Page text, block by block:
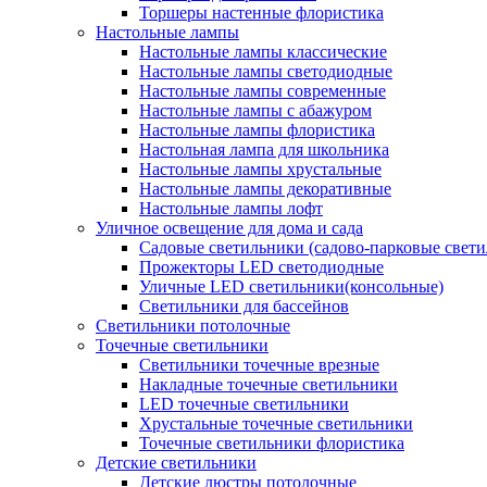
Торшеры настенные флористика
Настольные лампы
Настольные лампы классические
Настольные лампы светодиодные
Настольные лампы современные
Настольные лампы с абажуром
Настольные лампы флористика
Настольная лампа для школьника
Настольные лампы хрустальные
Настольные лампы декоративные
Настольные лампы лофт
Уличное освещение для дома и сада
Садовые светильники (садово-парковые
Прожекторы LED светодиодные
Уличные LED светильники(консольные)
Светильники для бассейнов
Светильники потолочные
Точечные светильники
Светильники точечные врезные
Накладные точечные светильники
LED точечные светильники
Хрустальные точечные светильники
Точечные светильники флористика
Детские светильники
Детские люстры потолочные